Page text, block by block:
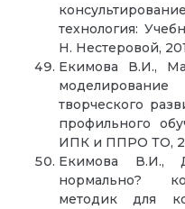
технология:
Н. Нестеровой,
Екимова В.И.,
творческого
профильного
ИПК и ППРО ТО,
Екимова В.И.,
нормально?
методик для